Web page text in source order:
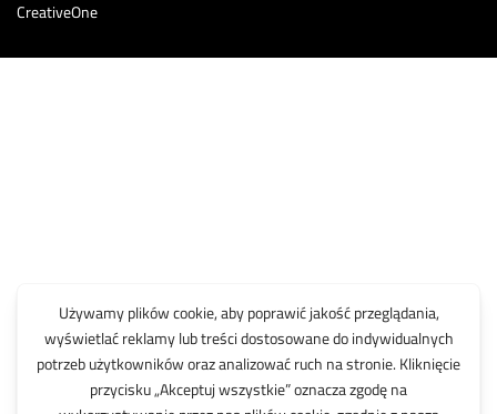
CreativeOne